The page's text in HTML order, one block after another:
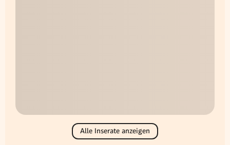
Alle Inserate anzeigen